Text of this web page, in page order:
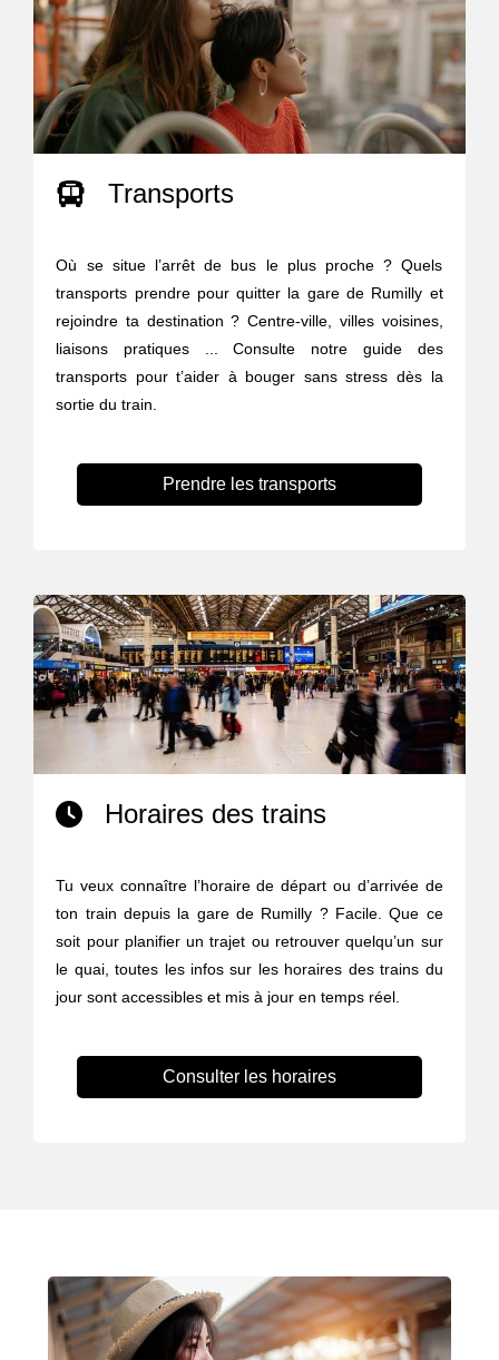
Transports
Où se situe l’arrêt de bus le plus proche ? Quels
transports prendre pour quitter la gare de Rumilly et
rejoindre ta destination ? Centre-ville, villes voisines,
liaisons pratiques ... Consulte notre guide des
transports pour t’aider à bouger sans stress dès la
sortie du train.
Prendre les transports
Horaires des trains
Tu veux connaître l’horaire de départ ou d’arrivée de
ton train depuis la gare de Rumilly ? Facile. Que ce
soit pour planifier un trajet ou retrouver quelqu’un sur
le quai, toutes les infos sur les horaires des trains du
jour sont accessibles et mis à jour en temps réel.
Consulter les horaires